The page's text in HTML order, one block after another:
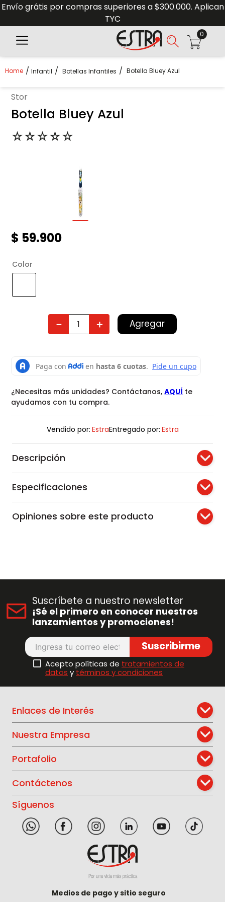
Envío grátis por compras superiores a $300.000. Aplican
TYC
0
Infantil Botellas Infantiles Botella Bluey Azul
stor
Botella Bluey Azul
☆☆☆☆☆
$ 59.900
Color
＋
－ Agregar
¿Necesitas más unidades? Contáctanos,AQUÍ te
ayudamos con tu compra.
Vendido por: EstraEntregado por: Estra
Descripción
Especificaciones
Opiniones sobre este producto
Suscríbete a nuestro newsletter
¡Sé el primero en conocer nuestros
lanzamientos y promociones!
Suscribirme
Acepto políticas de tratamientos de
datos ytérminos y condiciones
Enlaces de Interés
Nuestra Empresa
Portafolio
Contáctenos
Síguenos
Medios de pago y sitio seguro